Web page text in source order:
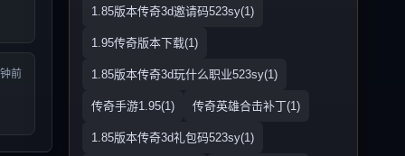
前
1.85版本传奇3d邀请码523sy(1)
1.95传奇版本下载(1)
1.85版本传奇3d玩什么职业523sy(1)
传奇手游1.95(1) 传奇英雄合击补丁(1)
1.85版本传奇3d礼包码523sy(1)